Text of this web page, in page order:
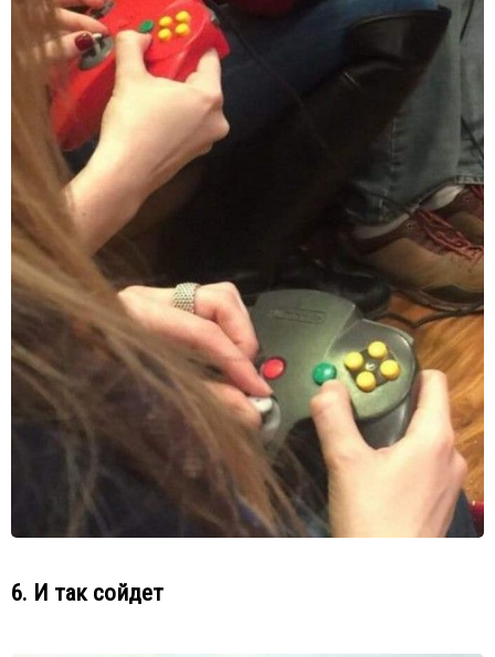
6. И так сойдет